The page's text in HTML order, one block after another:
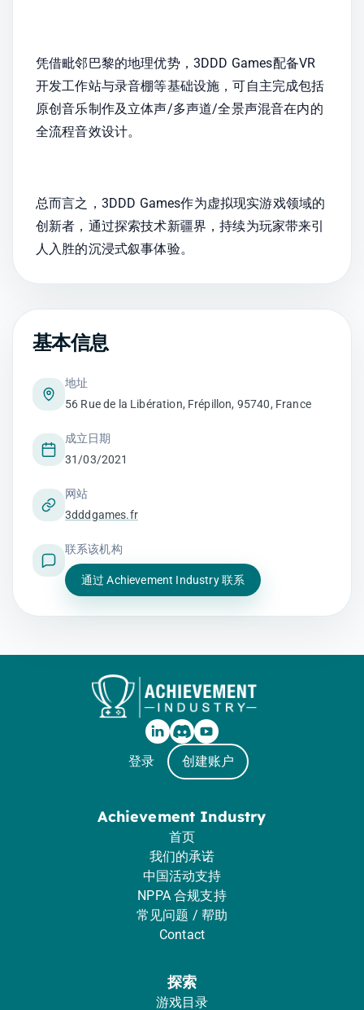
凭借毗邻巴黎的地理优势，3DDD Games配备VR
开发工作站与录音棚等基础设施，可自主完成包括
原创音乐制作及立体声/多声道/全景声混音在内的
全流程音效设计。
总而言之，3DDD Games作为虚拟现实游戏领域的
创新者，通过探索技术新疆界，持续为玩家带来引
人入胜的沉浸式叙事体验。
基本信息
地址
56 Rue de la Libération, Frépillon, 95740, France
成立日期
31/03/2021
网站
3dddgames.fr
联系该机构
通过 Achievement Industry 联系
登录 创建账户
Achievement Industry
首页
我们的承诺
中国活动支持
NPPA 合规支持
常见问题 / 帮助
Contact
探索
游戏目录